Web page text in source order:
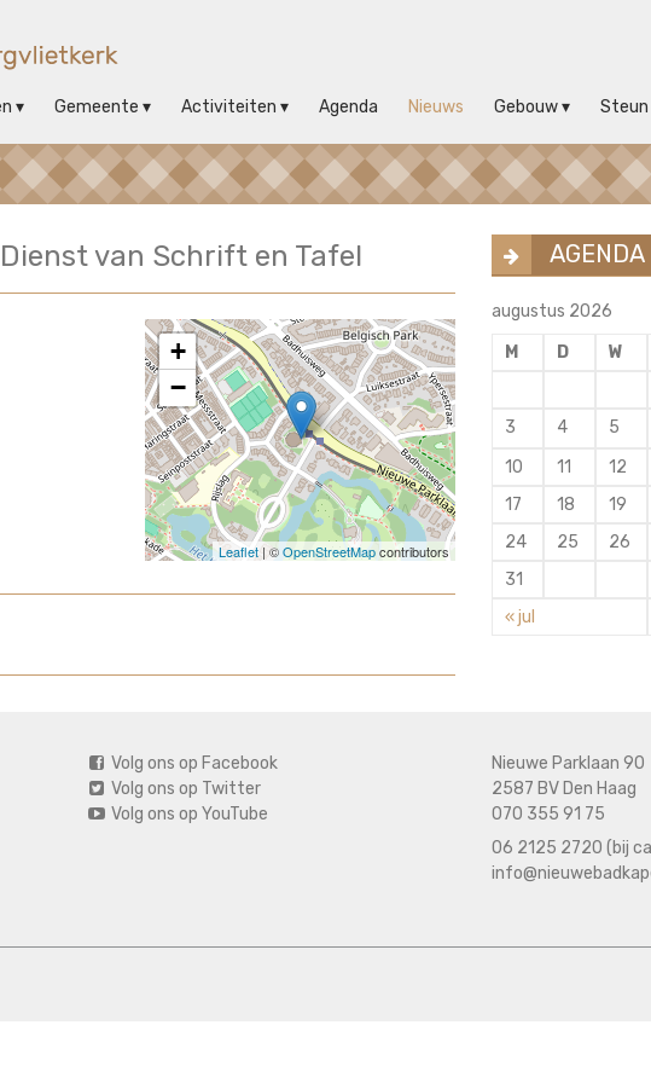
Gemeente Activiteiten Agenda Nieuws Gebouw Steun
van Schrift en Tafel
+
−
Leaflet| ©OpenStreetMapcontributors
AGENDA
augustus 2026
M
D W
3
4 5
10
11 12
17
18 19
24
25 26
31
« jul
Volg ons op Facebook
Volg ons op Twitter
Volg ons op YouTube
Nieuwe Parklaan 90
2587 BV Den Haag
070 355 91 75
06 2125 2720 (bij